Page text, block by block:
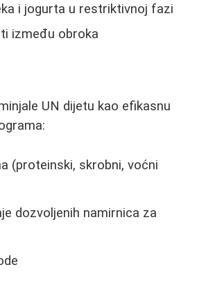
i jogurta u restriktivnoj fazi
između obroka
UN dijetu kao efikasnu
(proteinski, skrobni, voćni
dozvoljenih namirnica za